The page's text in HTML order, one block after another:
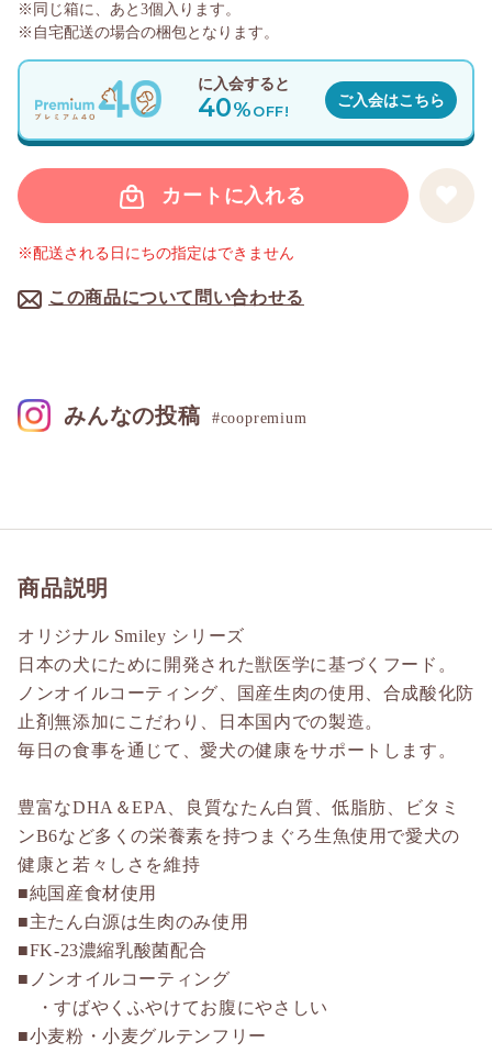
カートに入れる
この商品について問い合わせる
※配送される日にちの指定はできません
に入会すると
40%OFF!
ご入会はこちら
※同じ箱に、あと 3個入ります。
※自宅配送の場合の梱包となります。
商品説明
オリジナル Smiley シリーズ
日本の犬にために開発された獣医学に基づくフード。
ノンオイルコーティング、国産生肉の使用、合成酸化防
止剤無添加にこだわり、日本国内での製造。
毎日の食事を通じて、愛犬の健康をサポートします。
豊富なDHA＆EPA、良質なたん白質、低脂肪、ビタミ
ンB6など多くの栄養素を持つまぐろ生魚使用で愛犬の
健康と若々しさを維持
■純国産食材使用
■主たん白源は生肉のみ使用
■FK-23濃縮乳酸菌配合
■ノンオイルコーティング
・すばやくふやけてお腹にやさしい
■小麦粉・小麦グルテンフリー
みんなの投稿 #coopremium